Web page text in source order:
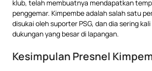
klub, telah membuatnya mendapatkan
penggemar. Kimpembe adalah salah satu
disukai oleh suporter PSG, dan dia sering
dukungan yang besar di lapangan.
Kesimpulan Presnel